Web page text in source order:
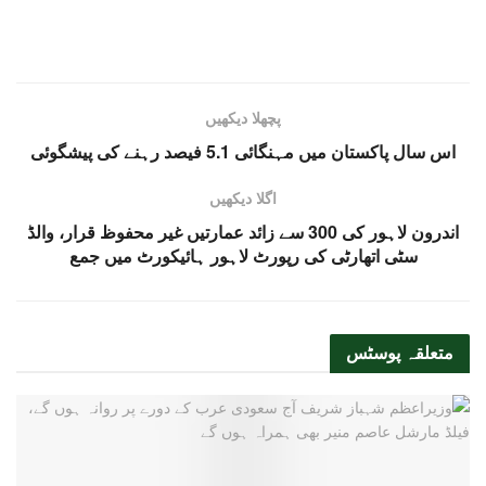
پچھلا دیکھیں
اس سال پاکستان میں مہنگائی 5.1 فیصد رہنے کی پیشگوئی
اگلا دیکھیں
اندرون لاہور کی 300 سے زائد عمارتیں غیر محفوظ قرار، والڈ
سٹی اتھارٹی کی رپورٹ لاہور ہائیکورٹ میں جمع
متعلقہ پوسٹس